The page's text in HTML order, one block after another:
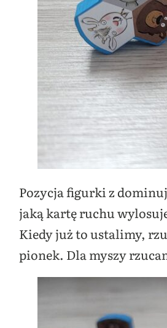
Pozycja figurki z
jaką kartę ruchu
Kiedy już to ustalimy,
pionek. Dla myszy